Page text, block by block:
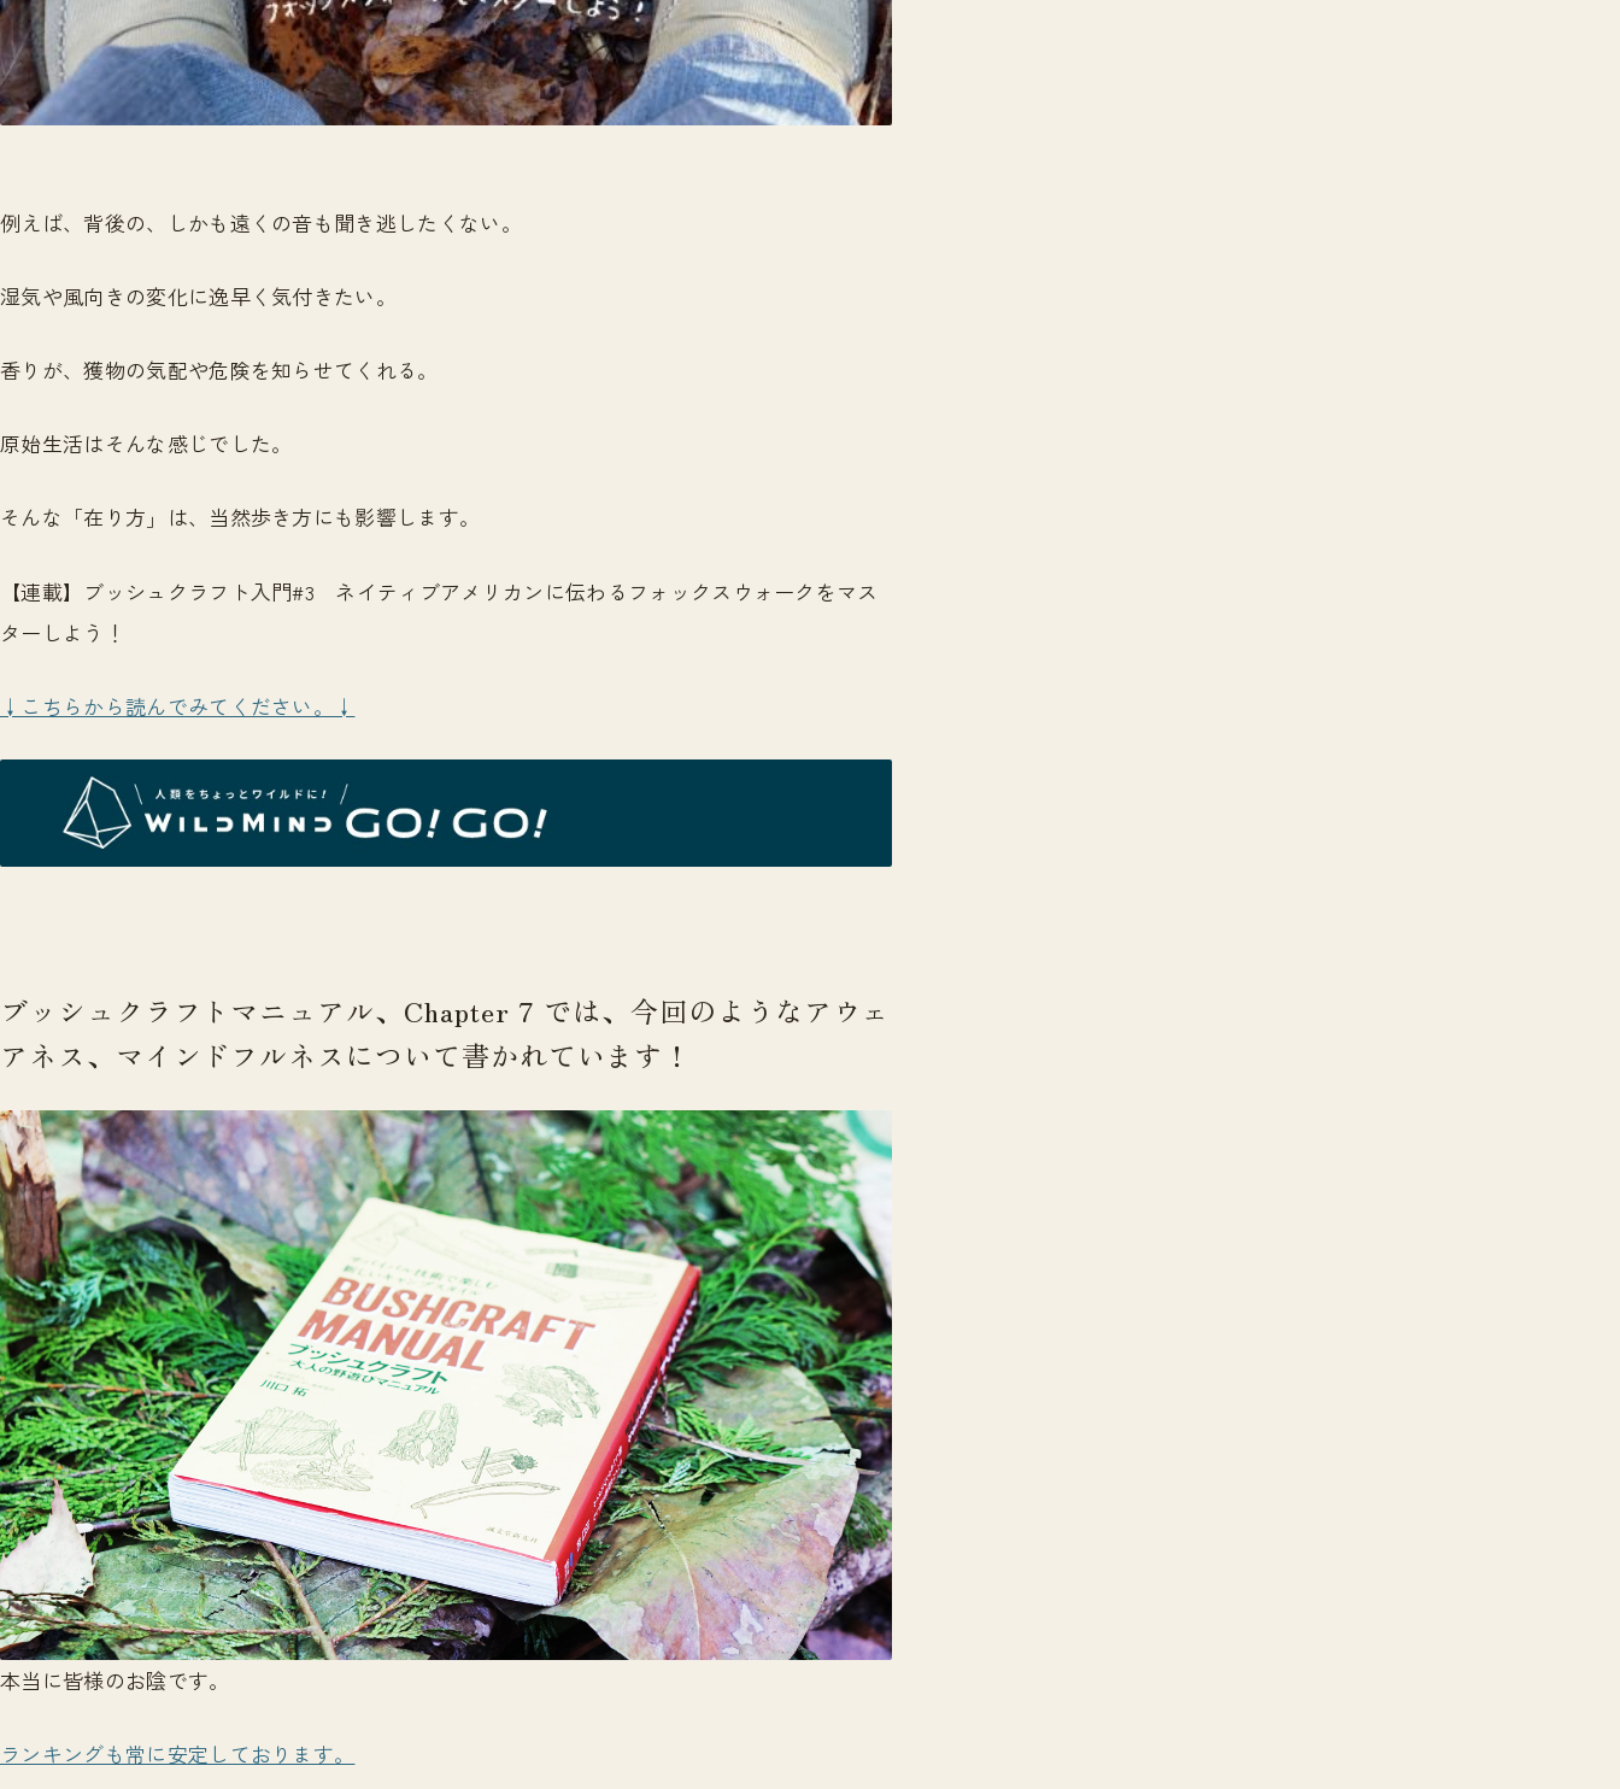
例えば、背後の、しかも遠くの音も聞き逃したくない。
湿気や風向きの変化に逸早く気付きたい。
香りが、獲物の気配や危険を知らせてくれる。
原始生活はそんな感じでした。
そんな「在り方」は、当然歩き方にも影響します。
【連載】ブッシュクラフト入門#3 ネイティブアメリカンに伝わるフォックスウォークをマス
ターしよう！
↓こちらから読んでみてください。↓
ブッシュクラフトマニュアル、Chapter 7 では、今回のようなアウェ
アネス、マインドフルネスについて書かれています！
本当に皆様のお陰です。
ランキングも常に安定しております。